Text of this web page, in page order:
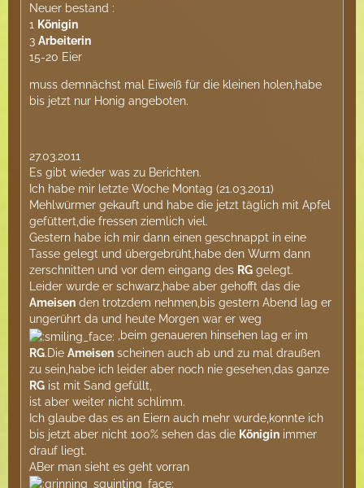
Neuer bestand :
1 Königin
3 Arbeiterin
15-20 Eier
muss demnächst mal Eiweiß für die kleinen holen,habe
bis jetzt nur Honig angeboten.
27.03.2011
Es gibt wieder was zu Berichten.
Ich habe mir letzte Woche Montag (21.03.2011)
Mehlwürmer gekauft und habe die jetzt täglich mit Apfel
gefüttert,die fressen ziemlich viel.
Gestern habe ich mir dann einen geschnappt in eine
Tasse gelegt und übergebrüht,habe den Wurm dann
zerschnitten und vor dem eingang des RG gelegt.
Leider wurde er schwarz,habe aber gehofft das die
Ameisen den trotzdem nehmen,bis gestern Abend lag er
ungerührt da und heute Morgen war er weg
,beim genaueren hinsehen lag er im
RG.Die Ameisen scheinen auch ab und zu mal draußen
zu sein,habe ich leider aber noch nie gesehen,das ganze
RG ist mit Sand gefüllt,
ist aber weiter nicht schlimm.
Ich glaube das es an Eiern auch mehr wurde,konnte ich
bis jetzt aber nicht 100% sehen das die Königin immer
drauf liegt.
ABer man sieht es geht vorran